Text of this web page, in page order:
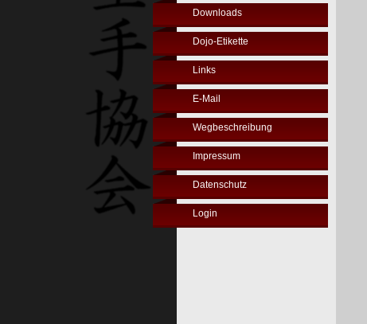
Downloads
Dojo-Etikette
Links
E-Mail
Wegbeschreibung
Impressum
Datenschutz
Login